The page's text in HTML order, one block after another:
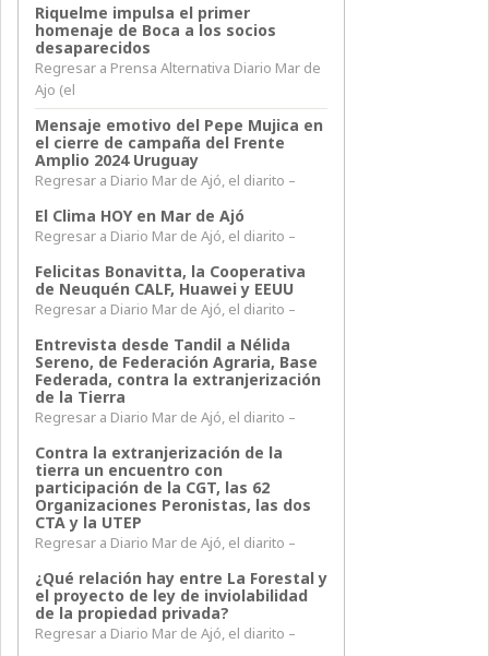
Riquelme impulsa el primer
homenaje de Boca a los socios
desaparecidos
Regresar a Prensa Alternativa Diario Mar de
Ajo (el
Mensaje emotivo del Pepe Mujica en
el cierre de campaña del Frente
Amplio 2024 Uruguay
Regresar a Diario Mar de Ajó, el diarito –
El Clima HOY en Mar de Ajó
Regresar a Diario Mar de Ajó, el diarito –
Felicitas Bonavitta, la Cooperativa
de Neuquén CALF, Huawei y EEUU
Regresar a Diario Mar de Ajó, el diarito –
Entrevista desde Tandil a Nélida
Sereno, de Federación Agraria, Base
Federada, contra la extranjerización
de la Tierra
Regresar a Diario Mar de Ajó, el diarito –
Contra la extranjerización de la
tierra un encuentro con
participación de la CGT, las 62
Organizaciones Peronistas, las dos
CTA y la UTEP
Regresar a Diario Mar de Ajó, el diarito –
¿Qué relación hay entre La Forestal y
el proyecto de ley de inviolabilidad
de la propiedad privada?
Regresar a Diario Mar de Ajó, el diarito –